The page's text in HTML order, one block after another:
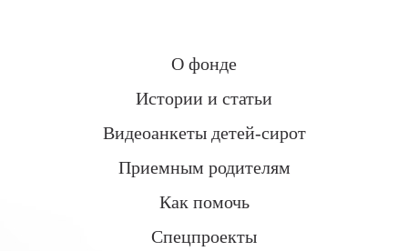
О фонде
Истории и статьи
Видеоанкеты детей-сирот
Приемным родителям
Как помочь
Спецпроекты